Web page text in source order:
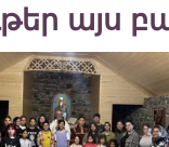
այս